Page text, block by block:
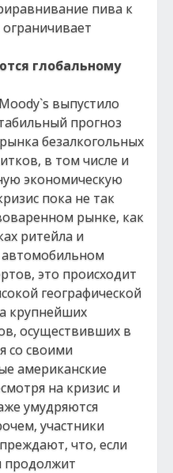
пива к
глобальному
выпустило
прогноз
безалкогольных
в том числе и
экономическую
пока не так
рынке, как
ритейла и
автомобильном
это происходит
географической
крупнейших
осуществивших в
со своими
американские
на кризис и
умудряются
участники
что, если
продолжит